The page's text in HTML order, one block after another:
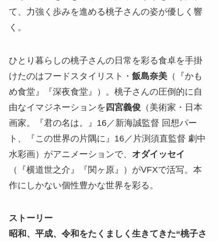
て、力強く歩みを進める桃子さんの姿が優しく響
く。
ひとり暮らしの桃子さんの日常を彩る食卓を手掛
けたのはフードスタイリスト・ 飯島奈美（『かも
め食堂』『深夜食堂』）。桃子さんの圧倒的に自
由なイマジネーションを 四宮義俊 （美術家・日本
画家。『君の名は。』16／新海誠監督 回想パー
ト、『この世界の片隅に』16／片渕須直監督 劇中
水彩画）がアニメーションで、 オダイッセイ
（『横道世之介』『関ヶ原』）がVFXで活写。本
作にしかない個性豊かな世界を彩る。
ストーリー
昭和、平成、令和をたくましく生きてきた“桃子さ